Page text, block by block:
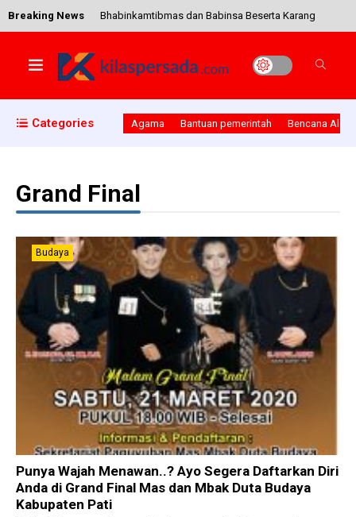
Breaking News Bhabinkamtibmas dan Babinsa Beserta Karang
Masker dan Alat Cuci Tangan Gratis
Jajaran Forkompinda Kab. Pati Sambut
Singgung Soal Penetapan Status Tanggap
Bencana
Optimalkan Komsos, Dandim 0718/Pati
Anjangsana Ke Rumah Sedulur Sikep Di Baturejo
Sukolilo
Bupati Dukung PLN Sinergikan Info Pelayanan dan
Pembangunan Ketenagalistrikan
Categories Agama Bantuan pemerintah Bencana Alam
Grand Final
Budaya
Punya Wajah Menawan..? Ayo Segera Daftarkan Diri
Anda di Grand Final Mas dan Mbak Duta Budaya
Kabupaten Pati